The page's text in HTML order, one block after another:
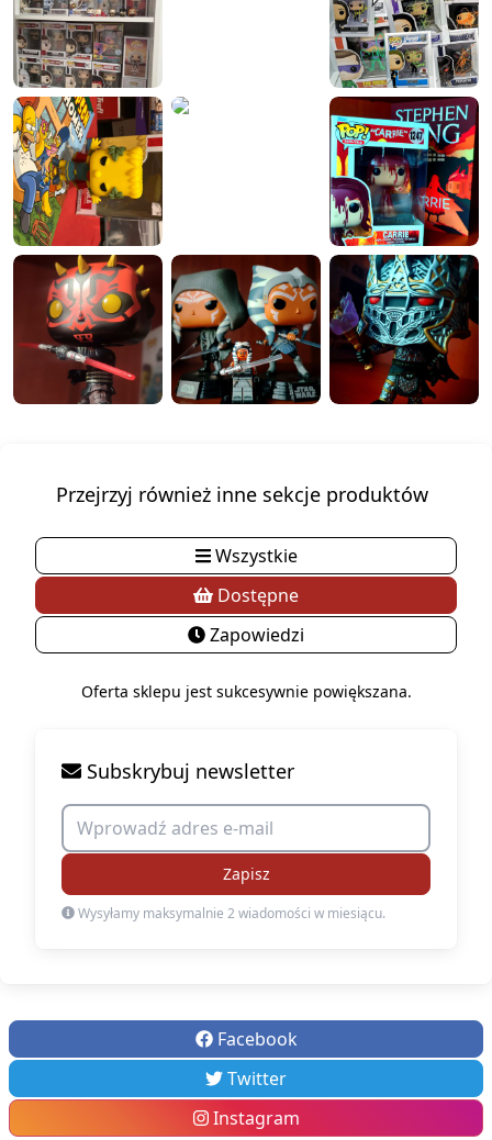
Przejrzyj również inne sekcje produktów
Wszystkie
Dostępne
Zapowiedzi
Oferta sklepu jest sukcesywnie powiększana.
Subskrybuj newsletter
Zapisz
Wysyłamy maksymalnie 2 wiadomości w miesiącu.
Facebook
Twitter
Instagram